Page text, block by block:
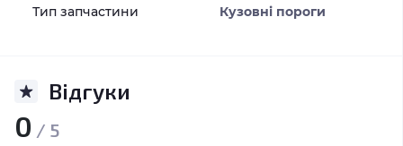
Тип запчастини Кузовні пороги
Відгуки
0 / 5